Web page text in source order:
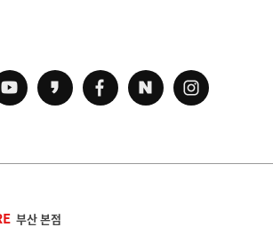
부산 본점